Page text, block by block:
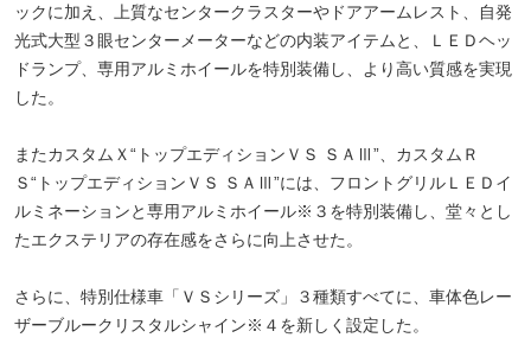
ックに加え、上質なセンタークラスターやドアアームレスト、自発
光式大型３眼センターメーターなどの内装アイテムと、ＬＥＤヘッ
ドランプ、専用アルミホイールを特別装備し、より高い質感を実現
した。
またカスタムＸ“トップエディションＶＳ ＳＡⅢ”、カスタムＲ
Ｓ“トップエディションＶＳ ＳＡⅢ”には、フロントグリルＬＥＤイ
ルミネーションと専用アルミホイール※３を特別装備し、堂々とし
たエクステリアの存在感をさらに向上させた。
さらに、特別仕様車「ＶＳシリーズ」３種類すべてに、車体色レー
ザーブルークリスタルシャイン※４を新しく設定した。